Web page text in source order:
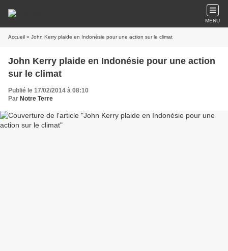
MENU
Accueil » John Kerry plaide en Indonésie pour une action sur le climat
John Kerry plaide en Indonésie pour une action
sur le climat
Publié le 17/02/2014 à 08:10
Par Notre Terre